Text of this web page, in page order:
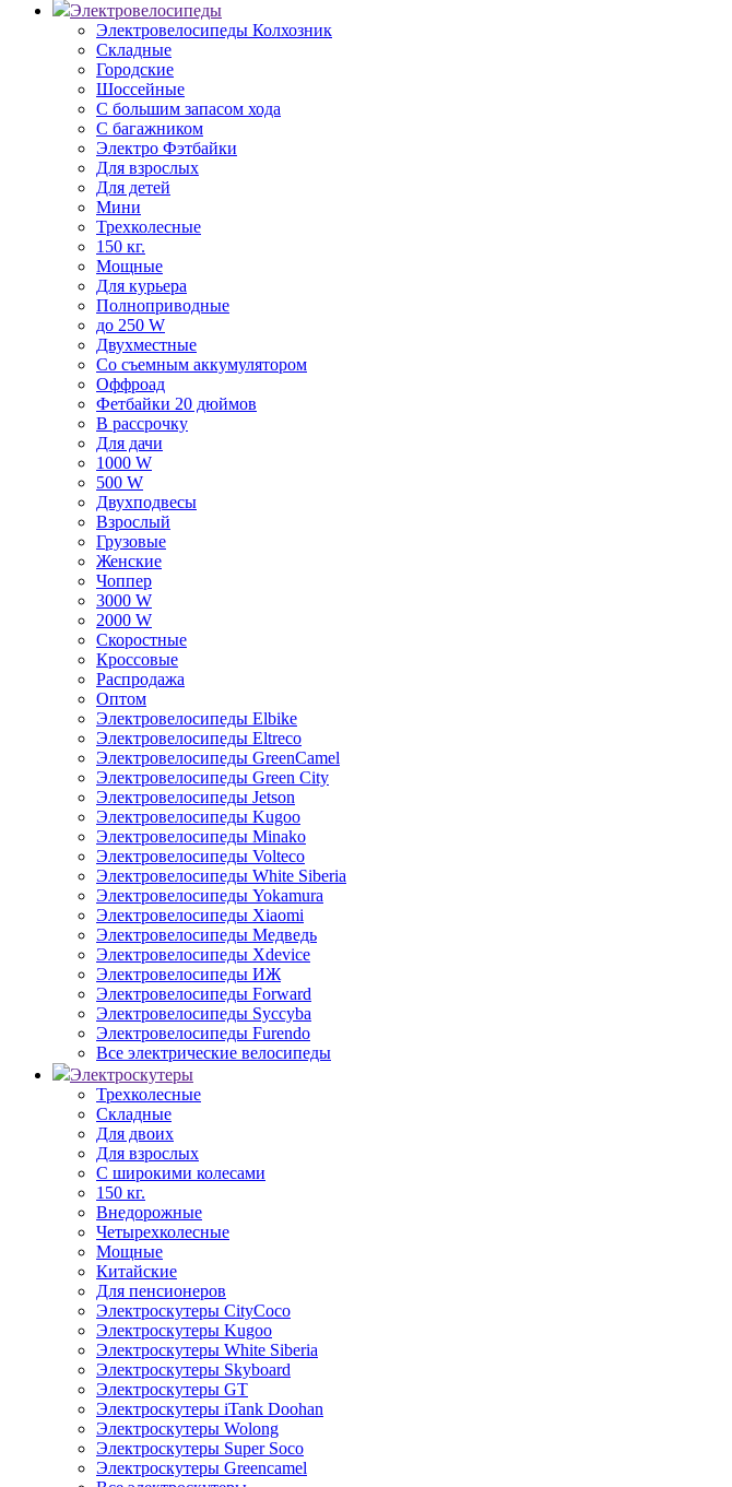
Электровелосипеды
Электровелосипеды Колхозник
Складные
Городские
Шоссейные
С большим запасом хода
С багажником
Электро Фэтбайки
Для взрослых
Для детей
Мини
Трехколесные
150 кг.
Мощные
Для курьера
Полноприводные
до 250 W
Двухместные
Со съемным аккумулятором
Оффроад
Фетбайки 20 дюймов
В рассрочку
Для дачи
1000 W
500 W
Двухподвесы
Взрослый
Грузовые
Женские
Чоппер
3000 W
2000 W
Скоростные
Кроссовые
Распродажа
Оптом
Электровелосипеды Elbike
Электровелосипеды Eltreco
Электровелосипеды GreenCamel
Электровелосипеды Green City
Электровелосипеды Jetson
Электровелосипеды Kugoo
Электровелосипеды Minako
Электровелосипеды Volteco
Электровелосипеды White Siberia
Электровелосипеды Yokamura
Электровелосипеды Xiaomi
Электровелосипеды Медведь
Электровелосипеды Xdevice
Электровелосипеды ИЖ
Электровелосипеды Forward
Электровелосипеды Syccyba
Электровелосипеды Furendo
Все электрические велосипеды
Электроскутеры
Трехколесные
Складные
Для двоих
Для взрослых
С широкими колесами
150 кг.
Внедорожные
Четырехколесные
Мощные
Китайские
Для пенсионеров
Электроскутеры CityCoco
Электроскутеры Kugoo
Электроскутеры White Siberia
Электроскутеры Skyboard
Электроскутеры GT
Электроскутеры iTank Doohan
Электроскутеры Wolong
Электроскутеры Super Soco
Электроскутеры Greencamel